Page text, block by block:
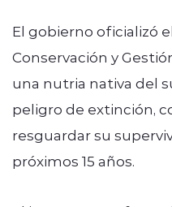
El gobierno oficializó
Conservación y
una nutria nativa del
peligro de extinción,
resguardar su
próximos 15 años.